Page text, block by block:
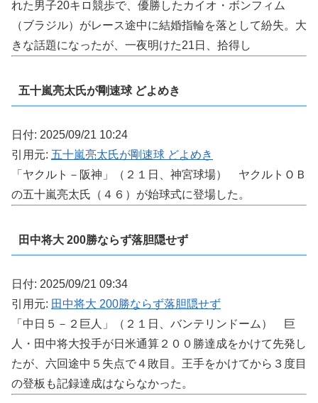
れた男子20キロ競歩で、優勝したカイオ・ボンフィム
（ブラジル）がレース途中に結婚指輪を落として紛失。大
きな話題になったが、一夜明けた21日、拾得し
五十嵐亮太氏が剛速球 どよめき
日付: 2025/09/21 10:24
引用元: 五十嵐亮太氏が剛速球 どよめき
「ヤクルト－阪神」（２１日、神宮球場） ヤクルトＯＢ
の五十嵐亮太氏（４６）が始球式に登場した。
田中将大 200勝ならず落胆隠せず
日付: 2025/09/21 09:34
引用元: 田中将大 200勝ならず落胆隠せず
「中日５－２巨人」（２１日、バンテリンドーム） 巨
人・田中将大投手が日米通算２００勝達成をかけて先発し
たが、六回途中５失点で４敗目。王手をかけてから３度目
の登板も記録達成はならなかった。